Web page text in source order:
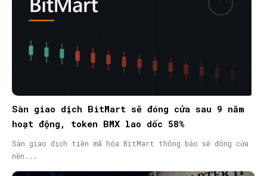
Sàn giao dịch BitMart sẽ đóng cửa sau 9 năm
hoạt động, token BMX lao dốc 58%
Sàn giao dịch tiền mã hóa BitMart thông báo sẽ đóng cửa
nền...